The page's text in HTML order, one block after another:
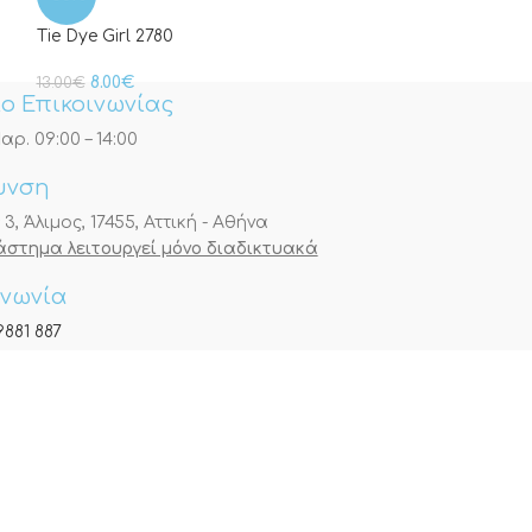
Tie Dye Girl 2780
13.00€ 8.00€
Επικοινωνίας
09:00 – 14:00
Άλιμος, 17455, Αττική - Αθήνα
λειτουργεί μόνο διαδικτυακά
887